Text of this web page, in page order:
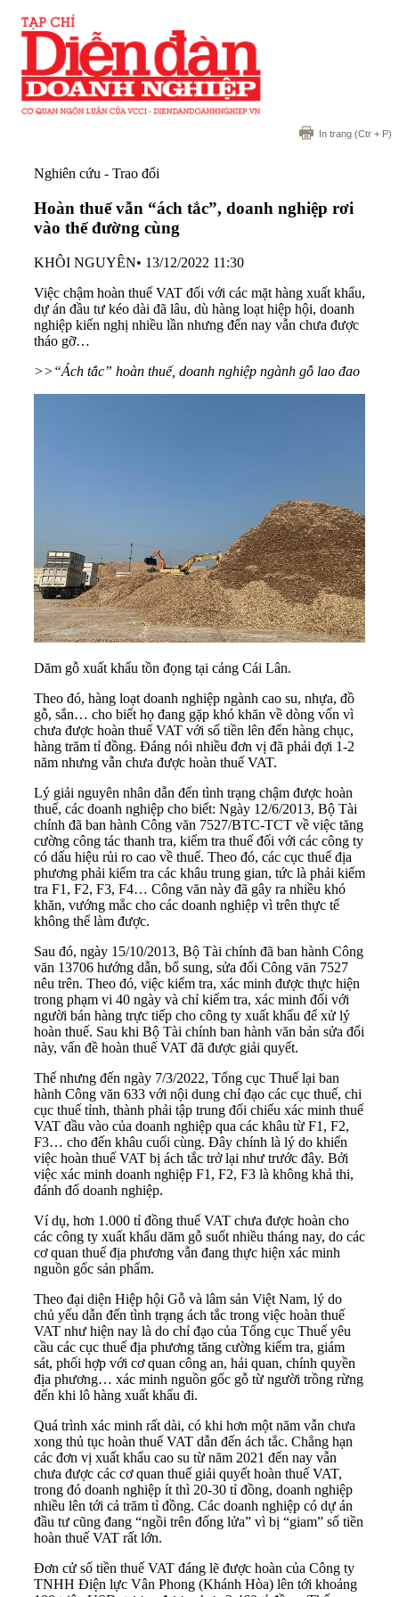
In trang (Ctr + P)
Nghiên cứu - Trao đổi
Hoàn thuế vẫn “ách tắc”, doanh nghiệp rơi
vào thế đường cùng
KHÔI NGUYÊN• 13/12/2022 11:30
Việc chậm hoàn thuế VAT đối với các mặt hàng xuất khẩu,
dự án đầu tư kéo dài đã lâu, dù hàng loạt hiệp hội, doanh
nghiệp kiến nghị nhiều lần nhưng đến nay vẫn chưa được
tháo gỡ…
>>“Ách tắc” hoàn thuế, doanh nghiệp ngành gỗ lao đao
Dăm gỗ xuất khẩu tồn đọng tại cảng Cái Lân.
Theo đó, hàng loạt doanh nghiệp ngành cao su, nhựa, đồ
gỗ, sắn… cho biết họ đang gặp khó khăn về dòng vốn vì
chưa được hoàn thuế VAT với số tiền lên đến hàng chục,
hàng trăm tỉ đồng. Đáng nói nhiều đơn vị đã phải đợi 1-2
năm nhưng vẫn chưa được hoàn thuế VAT.
Lý giải nguyên nhân dẫn đến tình trạng chậm được hoàn
thuế, các doanh nghiệp cho biết: Ngày 12/6/2013, Bộ Tài
chính đã ban hành Công văn 7527/BTC-TCT về việc tăng
cường công tác thanh tra, kiểm tra thuế đối với các công ty
có dấu hiệu rủi ro cao về thuế. Theo đó, các cục thuế địa
phương phải kiểm tra các khâu trung gian, tức là phải kiểm
tra F1, F2, F3, F4… Công văn này đã gây ra nhiều khó
khăn, vướng mắc cho các doanh nghiệp vì trên thực tế
không thể làm được.
Sau đó, ngày 15/10/2013, Bộ Tài chính đã ban hành Công
văn 13706 hướng dẫn, bổ sung, sửa đổi Công văn 7527
nêu trên. Theo đó, việc kiểm tra, xác minh được thực hiện
trong phạm vi 40 ngày và chỉ kiểm tra, xác minh đối với
người bán hàng trực tiếp cho công ty xuất khẩu để xử lý
hoàn thuế. Sau khi Bộ Tài chính ban hành văn bản sửa đổi
này, vấn đề hoàn thuế VAT đã được giải quyết.
Thế nhưng đến ngày 7/3/2022, Tổng cục Thuế lại ban
hành Công văn 633 với nội dung chỉ đạo các cục thuế, chi
cục thuế tỉnh, thành phải tập trung đối chiếu xác minh thuế
VAT đầu vào của doanh nghiệp qua các khâu từ F1, F2,
F3… cho đến khâu cuối cùng. Đây chính là lý do khiến
việc hoàn thuế VAT bị ách tắc trở lại như trước đây. Bởi
việc xác minh doanh nghiệp F1, F2, F3 là không khả thi,
đánh đố doanh nghiệp.
Ví dụ, hơn 1.000 tỉ đồng thuế VAT chưa được hoàn cho
các công ty xuất khẩu dăm gỗ suốt nhiều tháng nay, do các
cơ quan thuế địa phương vẫn đang thực hiện xác minh
nguồn gốc sản phẩm.
Theo đại diện Hiệp hội Gỗ và lâm sản Việt Nam, lý do
chủ yếu dẫn đến tình trạng ách tắc trong việc hoàn thuế
VAT như hiện nay là do chỉ đạo của Tổng cục Thuế yêu
cầu các cục thuế địa phương tăng cường kiểm tra, giám
sát, phối hợp với cơ quan công an, hải quan, chính quyền
địa phương… xác minh nguồn gốc gỗ từ người trồng rừng
đến khi lô hàng xuất khẩu đi.
Quá trình xác minh rất dài, có khi hơn một năm vẫn chưa
xong thủ tục hoàn thuế VAT dẫn đến ách tắc. Chẳng hạn
các đơn vị xuất khẩu cao su từ năm 2021 đến nay vẫn
chưa được các cơ quan thuế giải quyết hoàn thuế VAT,
trong đó doanh nghiệp ít thì 20-30 tỉ đồng, doanh nghiệp
nhiều lên tới cả trăm tỉ đồng. Các doanh nghiệp có dự án
đầu tư cũng đang “ngồi trên đống lửa” vì bị “giam” số tiền
hoàn thuế VAT rất lớn.
Đơn cử số tiền thuế VAT đáng lẽ được hoàn của Công ty
TNHH Điện lực Vân Phong (Khánh Hòa) lên tới khoảng